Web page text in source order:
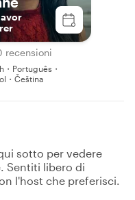
recensioni
・Português・
・Čeština
sotto per vedere
Sentiti libero di
l'host che preferisci.